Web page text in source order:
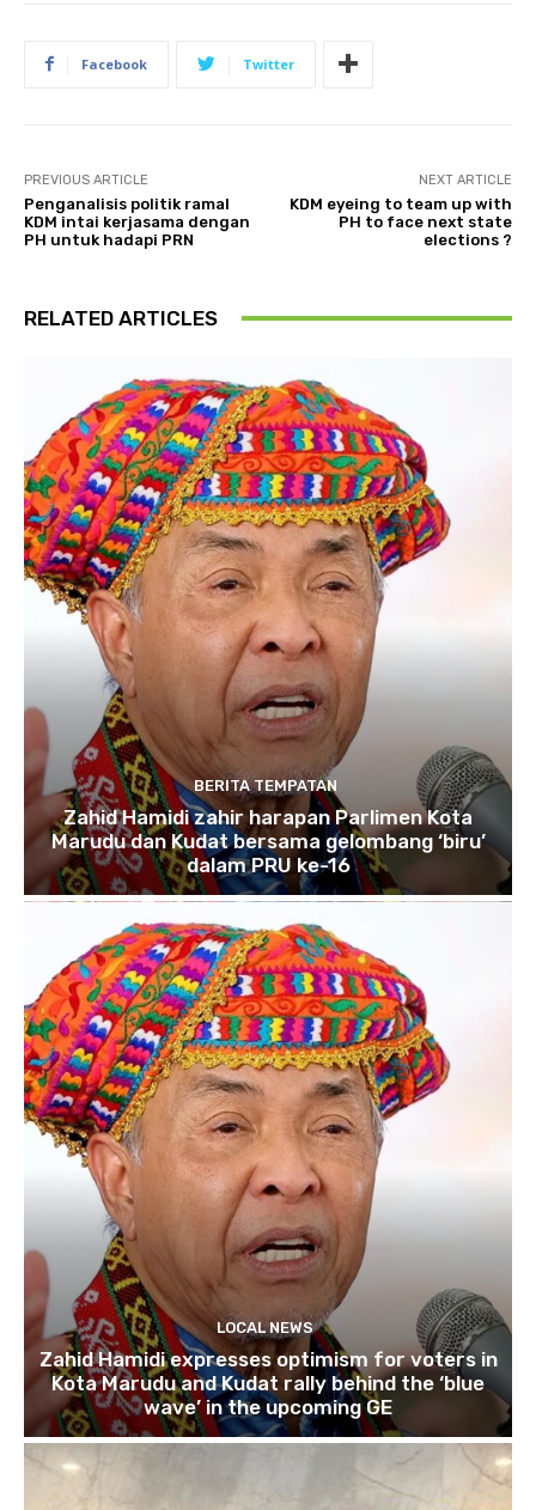
Facebook Twitter
PREVIOUS ARTICLE
Penganalisis politik ramal
KDM intai kerjasama dengan
PH untuk hadapi PRN
NEXT ARTICLE
KDM eyeing to team up with
PH to face next state
elections ?
RELATED ARTICLES
BERITA TEMPATAN
Zahid Hamidi zahir harapan Parlimen Kota
Marudu dan Kudat bersama gelombang ‘biru’
dalam PRU ke-16
LOCAL NEWS
Zahid Hamidi expresses optimism for voters in
Kota Marudu and Kudat rally behind the ‘blue
wave’ in the upcoming GE